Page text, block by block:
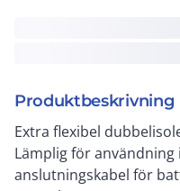
Produktbeskrivning
Extra flexibel
Lämplig för
anslutningskabel för